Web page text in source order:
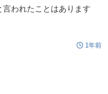
われたことはあります
1年前